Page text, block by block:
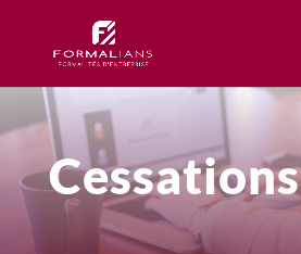
Cessations